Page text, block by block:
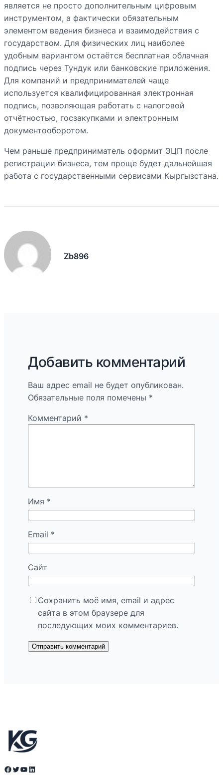
является не просто дополнительным цифровым
инструментом, а фактически обязательным
элементом ведения бизнеса и взаимодействия с
государством. Для физических лиц наиболее
удобным вариантом остаётся бесплатная облачная
подпись через Тундук или банковские приложения.
Для компаний и предпринимателей чаще
используется квалифицированная электронная
подпись, позволяющая работать с налоговой
отчётностью, госзакупками и электронным
документооборотом.
Чем раньше предприниматель оформит ЭЦП после
регистрации бизнеса, тем проще будет дальнейшая
работа с государственными сервисами Кыргызстана.
Zb896
Добавить комментарий
Ваш адрес email не будет опубликован.
Обязательные поля помечены *
Комментарий *
Имя *
Email *
Сайт
Сохранить моё имя, email и адрес
сайта в этом браузере для
последующих моих комментариев.
Facebook Twitter YouTube LinkedIn